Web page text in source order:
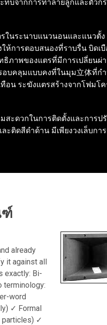
ทบจากการทำลายลูกและตัวก
ในระนาบแนวนอนและแนวตั้ง
การตอบสนองที่ราบรื่น บิดเ
ภาพของแตรที่มีการเปลี่ยนผ่
อบคลุมแบบคงที่ในมุม立体ที่ก
อน ระฆังแตรสร้างจากโฟมโค
สะดวกในการติดตั้งและการป
ะติดสีดำด้าน มีเพียงวงเล็บกา
ฑ์
already
it against all
exactly: Bi-
terminology:
word
✓ Formal
particles) ✓